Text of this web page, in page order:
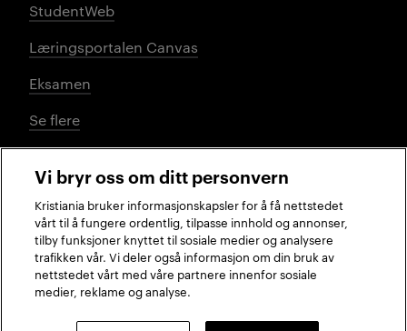
StudentWeb
Læringsportalen Canvas
Eksamen
Se flere
Sosiale medier
FacebookInstagramLinkedInTikTok
Vi bryr oss om ditt personvern
Kristiania bruker informasjonskapsler for å få nettstedet
vårt til å fungere ordentlig, tilpasse innhold og annonser,
tilby funksjoner knyttet til sosiale medier og analysere
trafikken vår. Vi deler også informasjon om din bruk av
nettstedet vårt med våre partnere innenfor sosiale
medier, reklame og analyse.